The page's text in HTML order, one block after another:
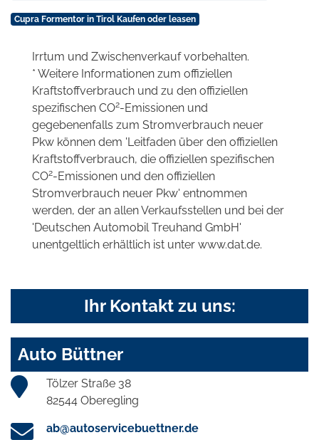
Cupra Formentor in Tirol Kaufen oder leasen
Irrtum und Zwischenverkauf vorbehalten.
* Weitere Informationen zum offiziellen
Kraftstoffverbrauch und zu den offiziellen
spezifischen CO2-Emissionen und
gegebenenfalls zum Stromverbrauch neuer
Pkw können dem 'Leitfaden über den offiziellen
Kraftstoffverbrauch, die offiziellen spezifischen
CO2-Emissionen und den offiziellen
Stromverbrauch neuer Pkw' entnommen
werden, der an allen Verkaufsstellen und bei der
'Deutschen Automobil Treuhand GmbH'
unentgeltlich erhältlich ist unter www.dat.de.
Ihr Kontakt zu uns:
Auto Büttner
Tölzer Straße 38
82544 Oberegling
ab@autoservicebuettner.de